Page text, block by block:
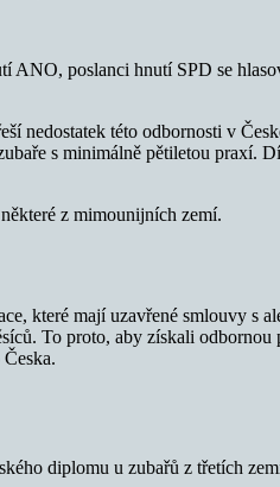
ANO, poslanci hnutí SPD se
nedostatek této odbornosti v
s minimálně pětiletou praxí.
z mimounijních zemí.
které mají uzavřené smlouvy s
To proto, aby získali
diplomu u zubařů z třetích